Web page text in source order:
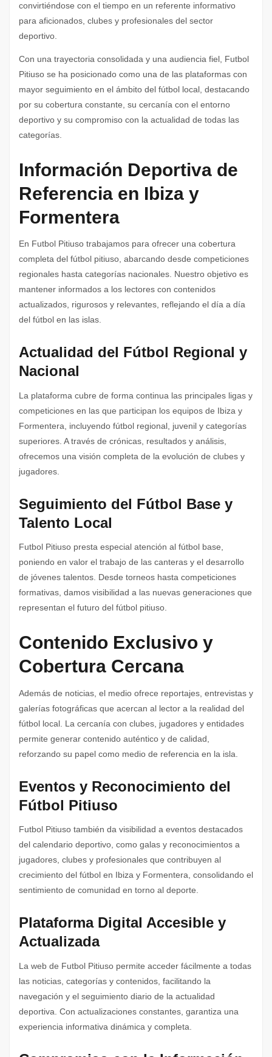
convirtiéndose con el tiempo en un referente informativo
para aficionados, clubes y profesionales del sector
deportivo.
Con una trayectoria consolidada y una audiencia fiel, Futbol
Pitiuso se ha posicionado como una de las plataformas con
mayor seguimiento en el ámbito del fútbol local, destacando
por su cobertura constante, su cercanía con el entorno
deportivo y su compromiso con la actualidad de todas las
categorías.
Información Deportiva de
Referencia en Ibiza y
Formentera
En Futbol Pitiuso trabajamos para ofrecer una cobertura
completa del fútbol pitiuso, abarcando desde competiciones
regionales hasta categorías nacionales. Nuestro objetivo es
mantener informados a los lectores con contenidos
actualizados, rigurosos y relevantes, reflejando el día a día
del fútbol en las islas.
Actualidad del Fútbol Regional y
Nacional
La plataforma cubre de forma continua las principales ligas y
competiciones en las que participan los equipos de Ibiza y
Formentera, incluyendo fútbol regional, juvenil y categorías
superiores. A través de crónicas, resultados y análisis,
ofrecemos una visión completa de la evolución de clubes y
jugadores.
Seguimiento del Fútbol Base y
Talento Local
Futbol Pitiuso presta especial atención al fútbol base,
poniendo en valor el trabajo de las canteras y el desarrollo
de jóvenes talentos. Desde torneos hasta competiciones
formativas, damos visibilidad a las nuevas generaciones que
representan el futuro del fútbol pitiuso.
Contenido Exclusivo y
Cobertura Cercana
Además de noticias, el medio ofrece reportajes, entrevistas y
galerías fotográficas que acercan al lector a la realidad del
fútbol local. La cercanía con clubes, jugadores y entidades
permite generar contenido auténtico y de calidad,
reforzando su papel como medio de referencia en la isla.
Eventos y Reconocimiento del
Fútbol Pitiuso
Futbol Pitiuso también da visibilidad a eventos destacados
del calendario deportivo, como galas y reconocimientos a
jugadores, clubes y profesionales que contribuyen al
crecimiento del fútbol en Ibiza y Formentera, consolidando el
sentimiento de comunidad en torno al deporte.
Plataforma Digital Accesible y
Actualizada
La web de Futbol Pitiuso permite acceder fácilmente a todas
las noticias, categorías y contenidos, facilitando la
navegación y el seguimiento diario de la actualidad
deportiva. Con actualizaciones constantes, garantiza una
experiencia informativa dinámica y completa.